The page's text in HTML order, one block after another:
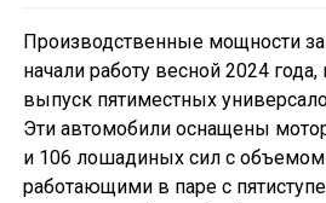
Производственные мощности
начали работу весной 2024 года,
выпуск пятиместных
Эти автомобили оснащены
и 106 лошадиных сил с объемом
работающими в паре с